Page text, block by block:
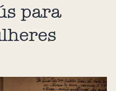
para